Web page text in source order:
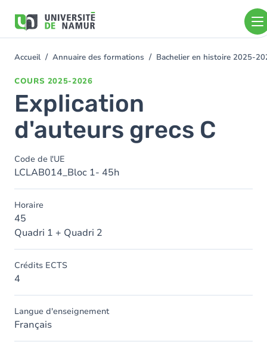
contenu
You
Accueil Annuaire des formations Bachelier en histoire 2025-
COURS 2025-2026
Explication
d'auteurs grecs C
Code de l'UE
LCLAB014_Bloc 1- 45h
Horaire
45
Quadri 1 + Quadri 2
Crédits ECTS
4
Langue d'enseignement
Français